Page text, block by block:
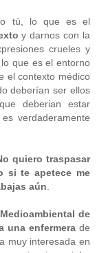
tú, lo que es el
y darnos con la
crueles y
que es el entorno
el contexto médico
deberían ser ellos
deberian estar
verdaderamente
quiero traspasar
si te apetece me
aún
de
una enfermerade
muy interesada en